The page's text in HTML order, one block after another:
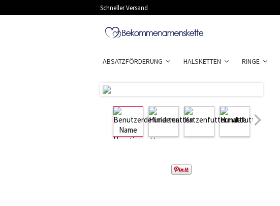
Schneller Versand
ABSATZFÖRDERUNG HALSKETTEN RINGE